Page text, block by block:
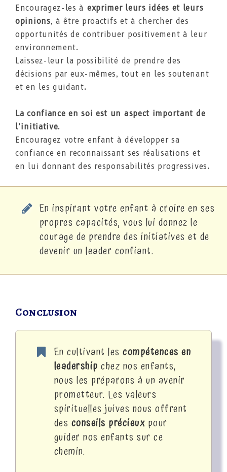
Encouragez-les à exprimer leurs idées et leurs
opinions, à être proactifs et à chercher des
opportunités de contribuer positivement à leur
environnement.
Laissez-leur la possibilité de prendre des
décisions par eux-mêmes, tout en les soutenant
et en les guidant.
La confiance en soi est un aspect important de
l’initiative.
Encouragez votre enfant à développer sa
confiance en reconnaissant ses réalisations et
en lui donnant des responsabilités progressives.
En inspirant votre enfant à croire en ses
propres capacités, vous lui donnez le
courage de prendre des initiatives et de
devenir un leader confiant.
Conclusion
En cultivant les compétences en
leadership chez nos enfants,
nous les préparons à un avenir
prometteur. Les valeurs
spirituelles juives nous offrent
des conseils précieux pour
guider nos enfants sur ce
chemin.